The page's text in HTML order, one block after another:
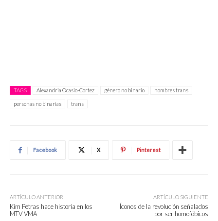
TAGS Alexandria Ocasio-Cortez género no binario hombres trans
personas no binarias trans
Facebook X Pinterest
ARTÍCULO ANTERIOR
Kim Petras hace historia en los
MTV VMA
ARTÍCULO SIGUIENTE
Íconos de la revolución señalados
por ser homofóbicos